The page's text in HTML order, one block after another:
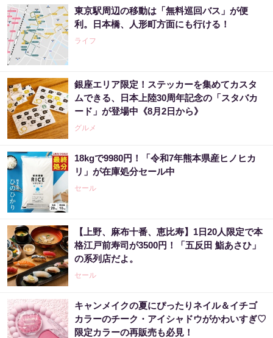
東京駅周辺の移動は「無料巡回バス」が便
利。日本橋、人形町方面にも行ける！
ライフ
銀座エリア限定！ステッカーを集めてカスタ
ムできる、日本上陸30周年記念の「スタバカ
ード」が登場中《8月2日から》
グルメ
18kgで9980円！「令和7年熊本県産ヒノヒカ
リ」が在庫処分セール中
セール
【上野、麻布十番、恵比寿】1日20人限定で本
格江戸前寿司が3500円！「五反田 鮨あさひ」
の系列店だよ。
セール
キャンメイクの夏にぴったりネイル＆イチゴ
カラーのチーク・アイシャドウがかわいすぎ♡
限定カラーの再販売も必見！